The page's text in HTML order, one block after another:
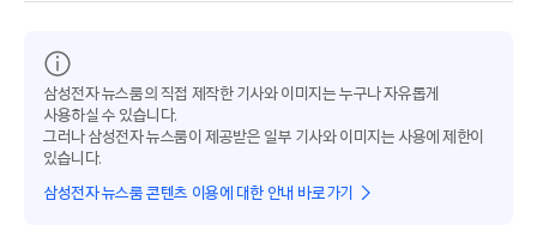
삼성전자 뉴스룸의 직접 제작한 기사와 이미지는 누구나 자유롭게
사용하실 수 있습니다.
그러나 삼성전자 뉴스룸이 제공받은 일부 기사와 이미지는 사용에 제한이
있습니다.
삼성전자 뉴스룸 콘텐츠 이용에 대한 안내 바로가기